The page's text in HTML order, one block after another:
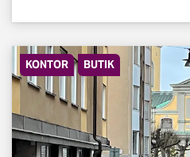
KONTOR BUTIK